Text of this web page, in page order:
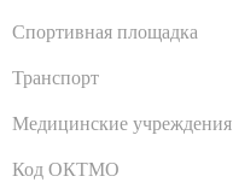
Спортивная площадка
Транспорт
Медицинские учреждения
Код ОКТМО